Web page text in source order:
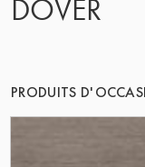
DOVER
PRODUITS